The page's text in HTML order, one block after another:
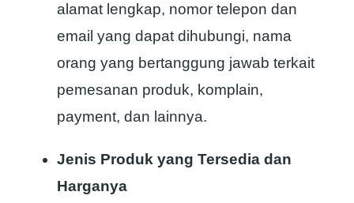
alamat lengkap, nomor telepon dan
email yang dapat dihubungi, nama
orang yang bertanggung jawab terkait
pemesanan produk, komplain,
payment, dan lainnya.
Jenis Produk yang Tersedia dan
Harganya